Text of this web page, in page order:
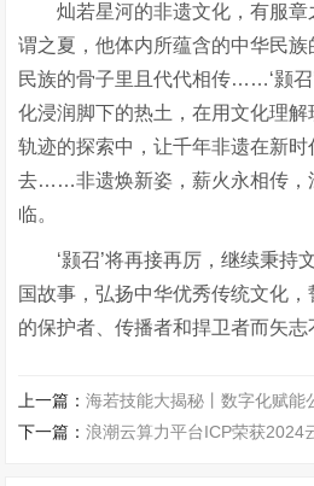
灿若星河的非遗文化，有服
谓之夏，他体内所蕴含的中华民
民族的骨子里且代代相传……‘颢召
化浸润脚下的热土，在用文化理
轨迹的探索中，让千年非遗在新时
去……非遗焕新姿，薪火永相传，
临。
‘颢召’将再接再厉，继续秉持
国故事，弘扬中华优秀传统文化
的保护者、传播者和捍卫者而矢
上一篇：海若技能大揭秘丨数字化赋能
下一篇：浪潮云算力平台ICP荣获2024